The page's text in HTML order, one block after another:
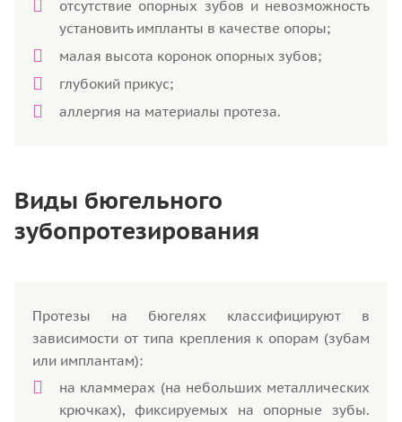
отсутствие опорных зубов и невозможность
установить импланты в качестве опоры;
малая высота коронок опорных зубов;
глубокий прикус;
аллергия на материалы протеза.
Виды бюгельного
зубопротезирования
Протезы на бюгелях классифицируют в
зависимости от типа крепления к опорам (зубам
или имплантам):
на кламмерах (на небольших металлических
крючках), фиксируемых на опорные зубы.